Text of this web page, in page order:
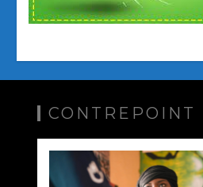
CONTREPOINT